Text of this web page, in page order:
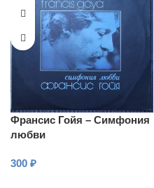
Франсис Гойя – Симфония
любви
300 ₽